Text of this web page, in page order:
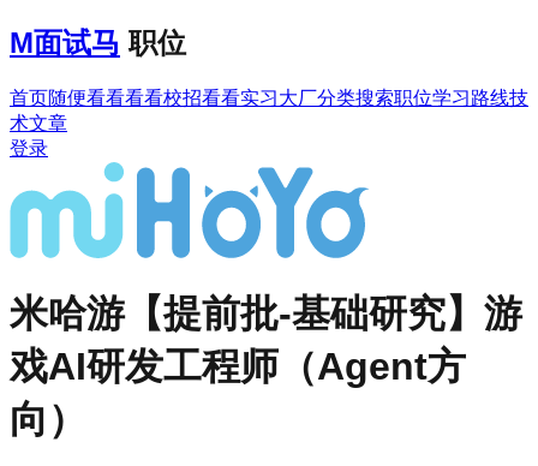
M面试马 职位
首页随便看看看看校招看看实习大厂分类搜索职位学习路线技
术文章
登录
米哈游【提前批-基础研究】游
戏AI研发工程师（Agent方
向）